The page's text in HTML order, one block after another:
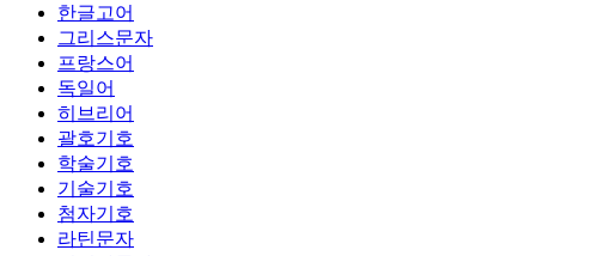
한글고어
그리스문자
프랑스어
독일어
히브리어
괄호기호
학술기호
기술기호
첨자기호
라틴문자